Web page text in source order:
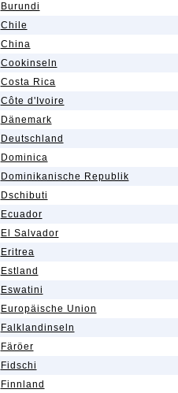
Burundi
Chile
China
Cookinseln
Costa Rica
Côte d'Ivoire
Dänemark
Deutschland
Dominica
Dominikanische Republik
Dschibuti
Ecuador
El Salvador
Eritrea
Estland
Eswatini
Europäische Union
Falklandinseln
Färöer
Fidschi
Finnland